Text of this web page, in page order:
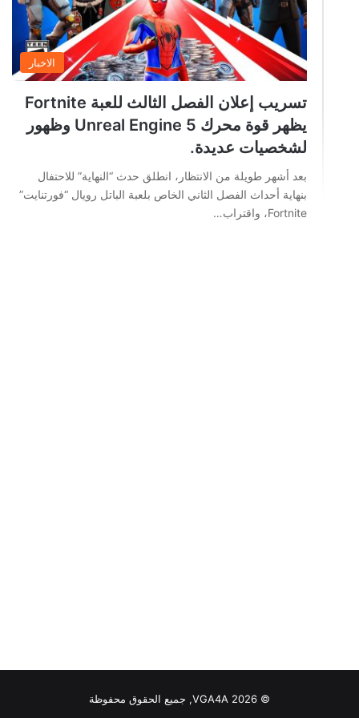
الاخبار
تسريب إعلان الفصل الثالث للعبة Fortnite
يظهر قوة محرك Unreal Engine 5 وظهور
لشخصيات عديدة.
بعد أشهر طويلة من الانتظار، انطلق حدث “النهاية” للاحتفال
بنهاية أحداث الفصل الثاني الخاص بلعبة الباتل رويال “فورتنايت”
Fortnite، واقتراب…
© VGA4A 2026, جميع الحقوق محفوظة